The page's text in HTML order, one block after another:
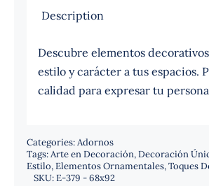
Description
Descubre elementos
estilo y carácter a tus espacios.
calidad para expresar tu
Categories:Adornos
Tags:Arte en Decoración,Decoración
Estilo,Elementos Ornamentales,Toques
SKU:E-379 - 68x92